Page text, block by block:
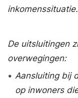
inkomenssituatie.
De uitsluitingen
overwegingen:
• Aansluiting bij
op inwoners